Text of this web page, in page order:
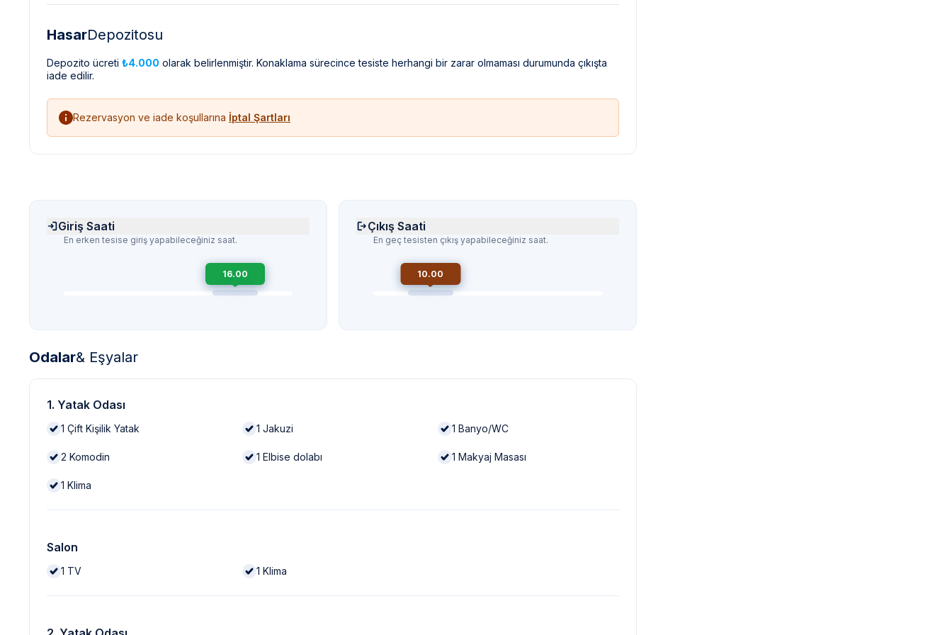
HasarDepozitosu
Depozito ücreti ₺4.000 olarak belirlenmiştir. Konaklama sürecince tesiste herhangi bir zarar olmaması durumunda çıkışta
iade edilir.
Rezervasyon ve iade koşullarına İptal Şartları
Giriş Saati
En erken tesise giriş yapabileceğiniz saat.
16.00
Çıkış Saati
En geç tesisten çıkış yapabileceğiniz saat.
10.00
Odalar& Eşyalar
1. Yatak Odası
1 Çift Kişilik Yatak 1 Jakuzi 1 Banyo/WC
2 Komodin 1 Elbise dolabı 1 Makyaj Masası
1 Klima
Salon
1 TV 1 Klima